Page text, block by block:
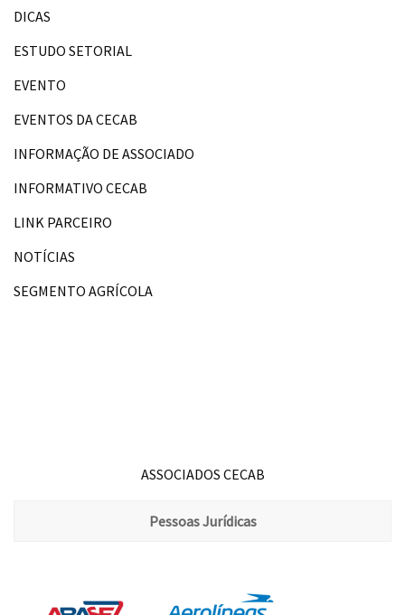
DICAS
ESTUDO SETORIAL
EVENTO
EVENTOS DA CECAB
INFORMAÇÃO DE ASSOCIADO
INFORMATIVO CECAB
LINK PARCEIRO
NOTÍCIAS
SEGMENTO AGRÍCOLA
ASSOCIADOS CECAB
Pessoas Jurídicas